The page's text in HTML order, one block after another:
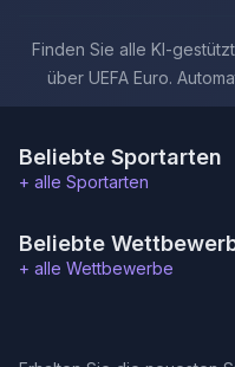
Finden Sie alle KI-
über UEFA Euro.
Beliebte Sportarten
+ alle Sportarten
Beliebte
+ alle Wettbewerbe